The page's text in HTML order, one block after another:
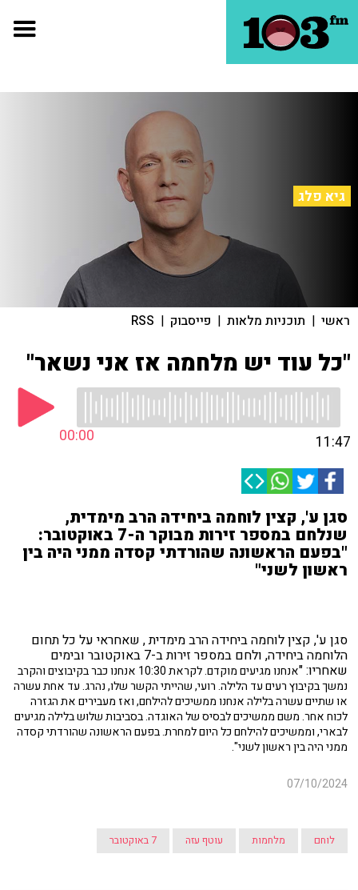
גיא פלג
ראשי | תוכניות מלאות | פייסבוק |
RSS
"כל עוד יש מלחמה אז אני נשאר"
00:00 11:47
סגן ע', קצין לוחמה ביחידה הרב מימדית,
שנלחם במספר זירות מבוקר ה-7 באוקטובר:
"בפעם הראשונה שהורדתי קסדה ממני היה בין
ראשון לשני"
סגן ע', קצין לוחמה ביחידה הרב מימדית , שאחראי על כל תחום
הלוחמה ביחידה, ולחם במספר זירות ב-7 באוקטובר ובימים
שאחריו: "
אנחנו מגיעים מוקדם. לקראת 10:30 אנחנו כבר בקיבוצים והקרב
נמשך בקיבוץ רעים עד הלילה. רועי, שהייתי הקשר שלו, נהרג. עד אחת עשרה
או שתיים עשרה בלילה אנחנו ממשיכים להילחם, ואז מעבירים את הגזרה
לכוח אחר. משם ממשיכים לבסיס של האוגדה. בסביבות שלוש בלילה מגיעים
לבארי, וממשיכים להילחם כל היום למחרת. בפעם הראשונה שהורדתי קסדה
ממני היה בין ראשון לשני".
07/10/2024
לוחם מלחמות עוטף עזה 7 באוקטובר